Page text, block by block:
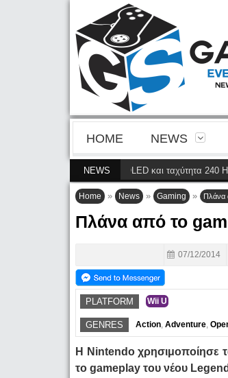
HOME NEWS
NEWS
της 4ης γενιάς QD-OLED και ταχύτητα 240 Hz 4K
Home » News » Gaming » Πλάνα
Πλάνα από το
07/12/2014
PLATFORM Wii U
GENRES Action, Adventure,
Η Nintendo χρησιμοποίησε
το gameplay του νέου